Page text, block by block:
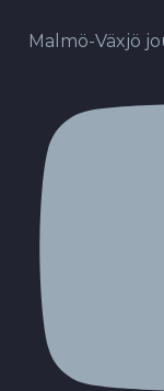
Malmö-Växjö